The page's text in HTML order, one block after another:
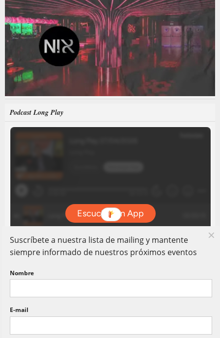
Podcast Long Play
Suscríbete a nuestra lista de mailing y mantente
siempre informado de nuestros próximos eventos
Nombre
E-mail